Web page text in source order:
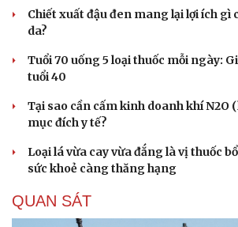
Chiết xuất đậu đen mang lại lợi ích gì
da?
Tuổi 70 uống 5 loại thuốc mỗi ngày:
tuổi 40
Tại sao cần cấm kinh doanh khí N2O
mục đích y tế?
Loại lá vừa cay vừa đắng là vị thuốc
sức khoẻ càng thăng hạng
QUAN SÁT